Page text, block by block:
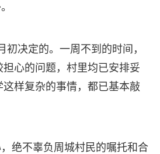
初决定的。一周不到的时间，
心的问题，村里均已安排妥
样复杂的事情，都已基本敲
绝不辜负周城村民的嘱托和合